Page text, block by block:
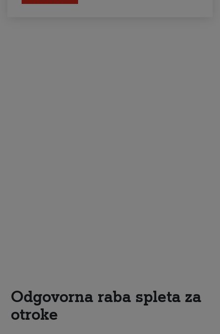
Odgovorna raba spleta za
otroke